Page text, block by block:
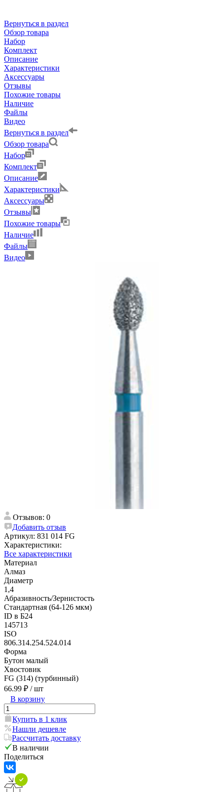
Вернуться в раздел
Обзор товара
Набор
Комплект
Описание
Характеристики
Аксессуары
Отзывы
Похожие товары
Наличие
Файлы
Видео
Вернуться в раздел
Обзор товара
Набор
Комплект
Описание
Характеристики
Аксессуары
Отзывы
Похожие товары
Наличие
Файлы
Видео
Отзывов: 0
Добавить отзыв
Артикул: 831 014 FG
Характеристики:
Все характеристики
Материал
Алмаз
Диаметр
1,4
Абразивность/Зернистость
Стандартная (64-126 мкм)
ID в Б24
145713
ISO
806.314.254.524.014
Форма
Бутон малый
Хвостовик
FG (314) (турбинный)
66.99 ₽ / шт
В корзину
Купить в 1 клик
Нашли дешевле
Рассчитать доставку
В наличии
Поделиться